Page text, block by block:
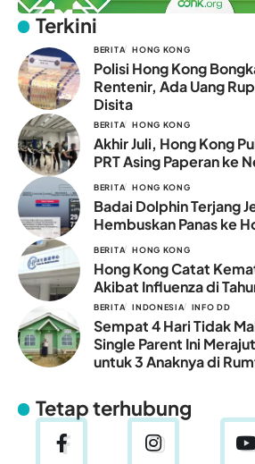
Terkini
BERITA HONG KONG
Polisi Hong Kong
Rentenir, Ada Uang
Disita
BERITA HONG KONG
Akhir Juli, Hong Kong
PRT Asing Paperan ke
BERITA HONG KONG
Badai Dolphin Terjang
Hembuskan Panas ke
BERITA HONG KONG
Hong Kong Catat
Akibat Influenza di
BERITA INDONESIA INFO DD
Sempat 4 Hari Tidak
Single Parent Ini
untuk 3 Anaknya di
Tetap terhubung